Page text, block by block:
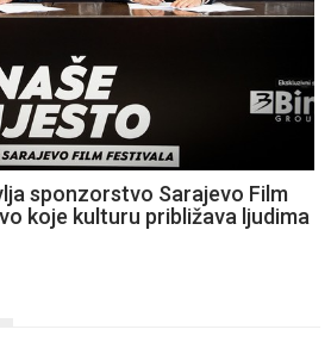
sponzorstvo Sarajevo Film
koje kulturu približava ljudima